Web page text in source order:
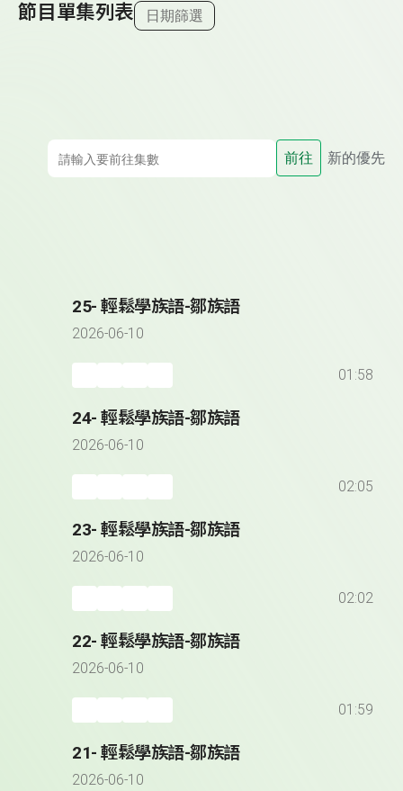
節目單集列表 日期篩選
前往 新的優先
25- 輕鬆學族語-鄒族語
2026-06-10
01:58
24- 輕鬆學族語-鄒族語
2026-06-10
02:05
23- 輕鬆學族語-鄒族語
2026-06-10
02:02
22- 輕鬆學族語-鄒族語
2026-06-10
01:59
21- 輕鬆學族語-鄒族語
2026-06-10